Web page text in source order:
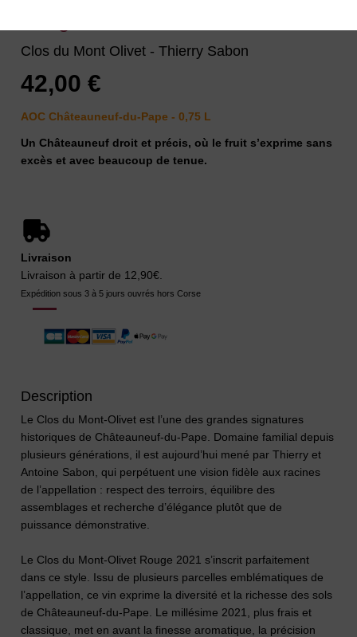
Clos du Mont Olivet -Thierry Sabon
42,00 €
AOC Châteauneuf-du-Pape - 0,75 L
Un Châteauneuf droit et précis, où le fruit s’exprime sans
excès et avec beaucoup de tenue.
Livraison
Livraison à partir de 12,90€.
Expédition sous 3 à 5 jours ouvrés hors Corse
Description
Le Clos du Mont-Olivet est l’une des grandes signatures
historiques de Châteauneuf-du-Pape. Domaine familial depuis
plusieurs générations, il est aujourd’hui mené par Thierry et
Antoine Sabon, qui perpétuent une vision fidèle aux racines
de l’appellation : respect des terroirs, équilibre des
assemblages et recherche d’élégance plutôt que de
puissance démonstrative.
Le Clos du Mont-Olivet Rouge 2021 s’inscrit parfaitement
dans ce style. Issu de plusieurs parcelles emblématiques de
l’appellation, ce vin exprime la diversité et la richesse des sols
de Châteauneuf-du-Pape. Le millésime 2021, plus frais et
classique, met en avant la finesse aromatique, la précision